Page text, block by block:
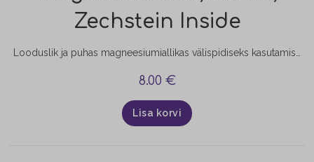
Zechstein Inside
Looduslik ja puhas magneesiumiallikas välispidiseks kasutamiseks. Magneesiumkloriid pärineb 1600 m sügavuselt maapõuest – 250 miljonit aastat tagasi Loode-Euroopas eksisteerinud iidsest Zechstein’i merest.
8.00 €
Lisa korvi